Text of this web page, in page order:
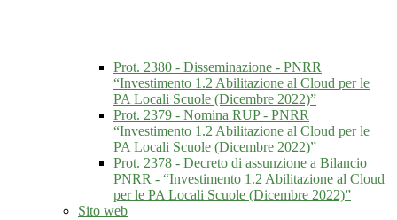
Prot. 2380 - Disseminazione - PNRR
“Investimento 1.2 Abilitazione al Cloud per le
PA Locali Scuole (Dicembre 2022)”
Prot. 2379 - Nomina RUP - PNRR
“Investimento 1.2 Abilitazione al Cloud per le
PA Locali Scuole (Dicembre 2022)”
Prot. 2378 - Decreto di assunzione a Bilancio
PNRR - “Investimento 1.2 Abilitazione al Cloud
per le PA Locali Scuole (Dicembre 2022)”
Sito web